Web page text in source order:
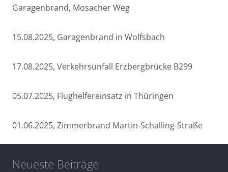
Garagenbrand, Mosacher Weg
15.08.2025, Garagenbrand in Wolfsbach
17.08.2025, Verkehrsunfall Erzbergbrücke B299
05.07.2025, Flughelfereinsatz in Thüringen
01.06.2025, Zimmerbrand Martin-Schalling-Straße
Neueste Beiträge